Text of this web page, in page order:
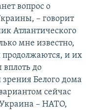
вопрос о
– говорит
Атлантического
мне известно,
продолжаются, и их
вплоть до
Белого дома
сейчас
Украина – НАТО,